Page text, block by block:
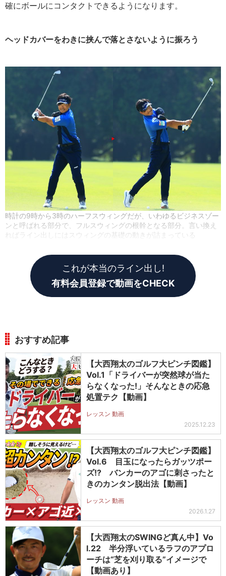
確にボールにコンタクトできるようになります。
ヘッドカバーをわきに挟んで落とさないように振ろう
時計の9時から3時のハーフスウィングだが、いわゆるビジネスゾー
ンと呼ばれる部分で、フルスウィングの根幹となる部分。言い換え
ればライン出しにはスウィングの基礎の動きが詰まっている
これが本当のライン出し!
有料会員登録で動画をCHECK
おすすめ記事
【大西翔太のゴルフ大ピンチ図鑑】
Vol.1「ドライバーが突然球が当た
らなくなった!」そんなときの応急
処置テク【動画】
レッスン 動画
2025.12.23
【大西翔太のゴルフ大ピンチ図鑑】
Vol.6 目玉になったらガッツポー
ズ!? バンカーのアゴに刺さったと
きのカンタン脱出法【動画】
レッスン 動画
2026.1.27
【大西翔太のSWINGど真ん中】Vo
l.22 半分浮いているラフのアプロ
ーチは“芝を刈り取る”イメージで
【動画あり】